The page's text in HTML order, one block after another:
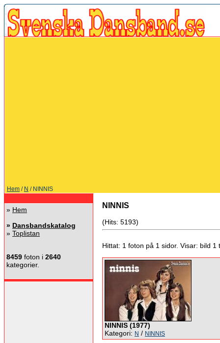
Hem / N / NINNIS
» Hem
» Dansbandskatalog
» Toplistan
8459 foton i 2640
kategorier.
NINNIS
(Hits: 5193)
Hittat: 1 foton på 1 sidor. Visar: bild 1
NINNIS (1977)
Kategori: N / NINNIS